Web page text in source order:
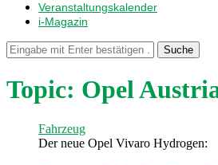
Veranstaltungskalender
i-Magazin
Suche
Topic: Opel
Fahrzeug
Der neue Opel Vivaro Hydrogen: